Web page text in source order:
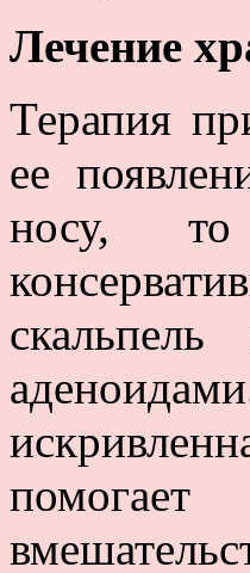
Лечение
Терапия
ее
носу,